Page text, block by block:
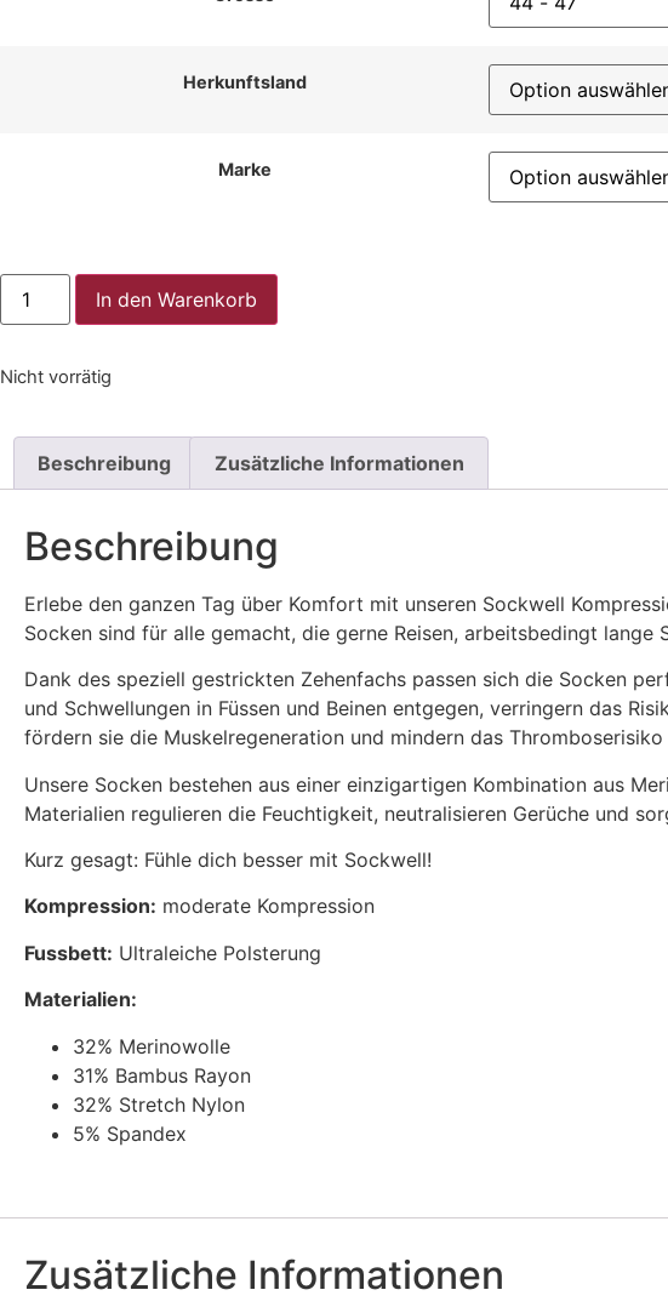
Herkunftsland
Marke
In den Warenkorb
Nicht vorrätig
Beschreibung Zusätzliche Informationen
Beschreibung
Erlebe den ganzen Tag über Komfort mit unseren Sockwell
Socken sind für alle gemacht, die gerne Reisen, arbeitsbedingt
Dank des speziell gestrickten Zehenfachs passen sich die Socken
und Schwellungen in Füssen und Beinen entgegen, verringern das
fördern sie die Muskelregeneration und mindern das
Unsere Socken bestehen aus einer einzigartigen Kombination aus
Materialien regulieren die Feuchtigkeit, neutralisieren Gerüche und
Kurz gesagt: Fühle dich besser mit Sockwell!
Kompression: moderate Kompression
Fussbett: Ultraleiche Polsterung
Materialien:
32% Merinowolle
31% Bambus Rayon
32% Stretch Nylon
5% Spandex
Zusätzliche Informationen